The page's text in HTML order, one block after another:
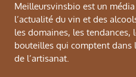
Meilleursvinsbio est un
l’actualité du vin et des
les domaines, les tendances,
bouteilles qui comptent dans
de l’artisanat.